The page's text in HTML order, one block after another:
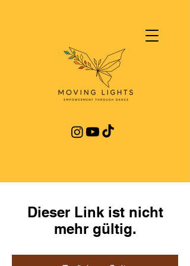
Dieser Link ist nicht
mehr gültig.